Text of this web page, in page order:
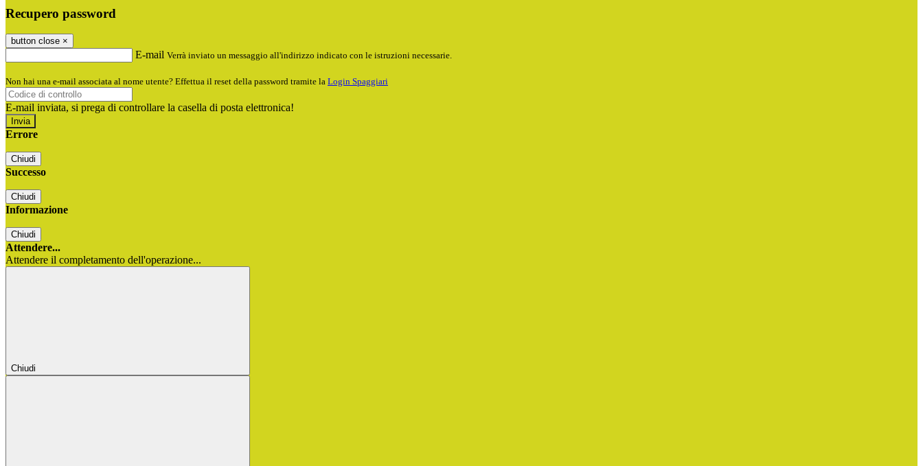
Recupero password
button close ×
E-mail Verrà inviato un messaggio all'indirizzo indicato con le istruzioni necessarie.
Non hai una e-mail associata al nome utente? Effettua il reset della password tramite la Login Spaggiari
E-mail inviata, si prega di controllare la casella di posta elettronica!
Errore
Chiudi
Successo
Chiudi
Informazione
Chiudi
Attendere...
Attendere il completamento dell'operazione...
Chiudi